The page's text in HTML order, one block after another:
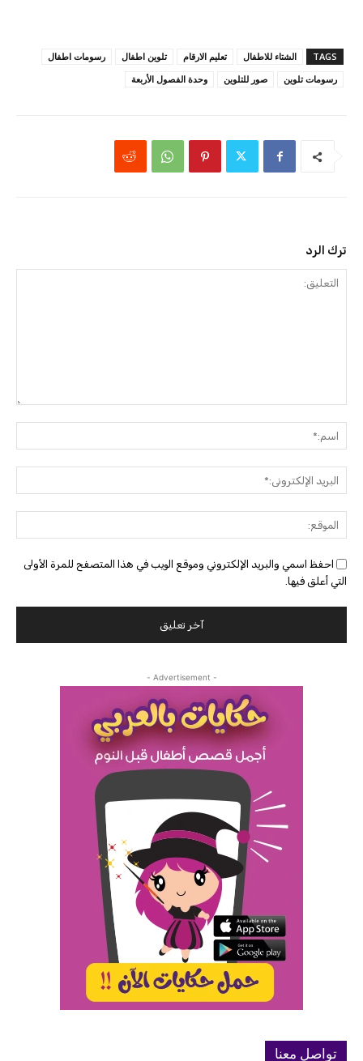
TAGS الشتاء للاطفال تعليم الارقام تلوين اطفال
رسومات اطفال
رسومات تلوين
صور للتلوين وحدة الفصول الأربعة
ترك الرد
احفظ اسمي والبريد الإلكتروني وموقع الويب في هذا المتصفح للمرة الأولى
التي أعلق فيها.
- Advertisement -
تواصل معنا